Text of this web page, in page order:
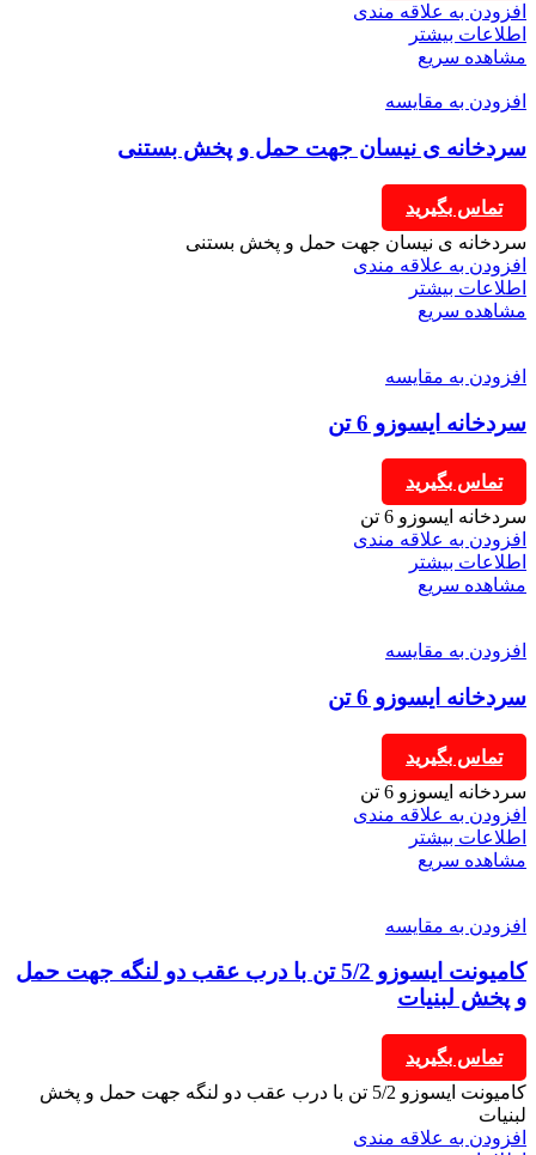
افزودن به علاقه مندی
اطلاعات بیشتر
مشاهده سریع
افزودن به مقایسه
سردخانه ی نیسان جهت حمل و پخش بستنی
تماس بگیرید
سردخانه ی نیسان جهت حمل و پخش بستنی
افزودن به علاقه مندی
اطلاعات بیشتر
مشاهده سریع
افزودن به مقایسه
سردخانه ایسوزو 6 تن
تماس بگیرید
سردخانه ایسوزو 6 تن
افزودن به علاقه مندی
اطلاعات بیشتر
مشاهده سریع
افزودن به مقایسه
سردخانه ایسوزو 6 تن
تماس بگیرید
سردخانه ایسوزو 6 تن
افزودن به علاقه مندی
اطلاعات بیشتر
مشاهده سریع
افزودن به مقایسه
کامیونت ایسوزو 5/2 تن با درب عقب دو لنگه جهت حمل
و پخش لبنیات
تماس بگیرید
کامیونت ایسوزو 5/2 تن با درب عقب دو لنگه جهت حمل و پخش
لبنیات
افزودن به علاقه مندی